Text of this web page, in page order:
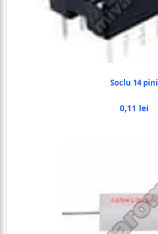
Soclu 14 pini
0,11 lei